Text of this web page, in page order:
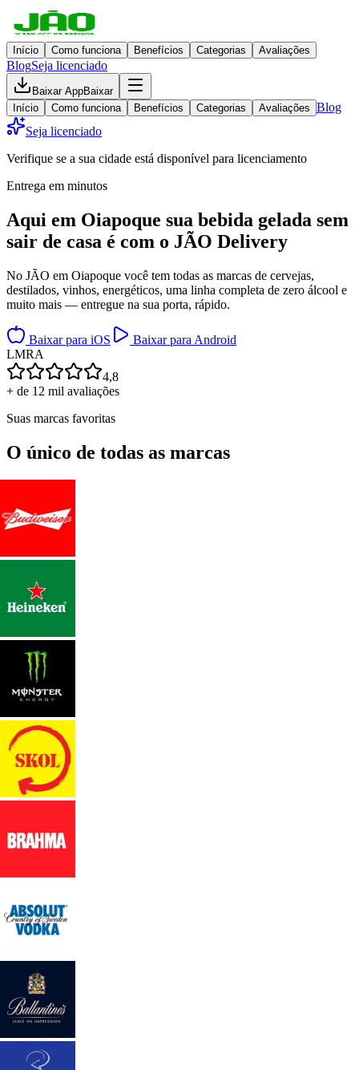
Início Como funciona Benefícios Categorias Avaliações
BlogSeja licenciado
Baixar AppBaixar
Início
Como funciona Benefícios Categorias Avaliações Blog
Seja licenciado
Verifique se a sua cidade está disponível para licenciamento
Entrega em minutos
Aqui em Oiapoque sua bebida gelada sem
sair de casa é com o JÃO Delivery
No JÃO em Oiapoque você tem todas as marcas de cervejas,
destilados, vinhos, energéticos, uma linha completa de zero álcool e
muito mais — entregue na sua porta, rápido.
Baixar para iOS
Baixar para Android
LMRA
4,8
+ de 12 mil avaliações
Suas marcas favoritas
O único de todas as marcas